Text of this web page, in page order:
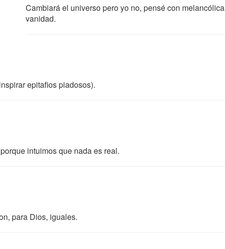
Cambiará el universo pero yo no, pensé con melancólica
vanidad.
epitafios piadosos).
intuimos que nada es real.
para Dios, iguales.